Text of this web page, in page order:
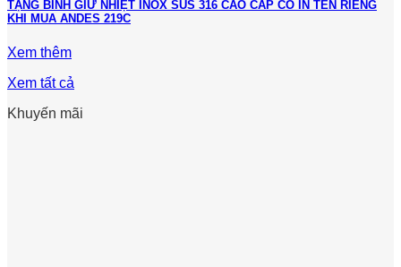
TẶNG BÌNH GIỮ NHIỆT INOX SUS 316 CAO CẤP CÓ IN TÊN RIÊNG
KHI MUA ANDES 219C
Xem thêm
Xem tất cả
Khuyến mãi